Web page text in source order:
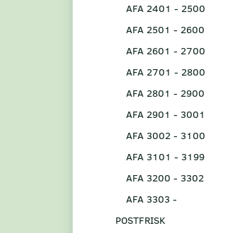
AFA 2401 - 2500
AFA 2501 - 2600
AFA 2601 - 2700
AFA 2701 - 2800
AFA 2801 - 2900
AFA 2901 - 3001
AFA 3002 - 3100
AFA 3101 - 3199
AFA 3200 - 3302
AFA 3303 -
POSTFRISK